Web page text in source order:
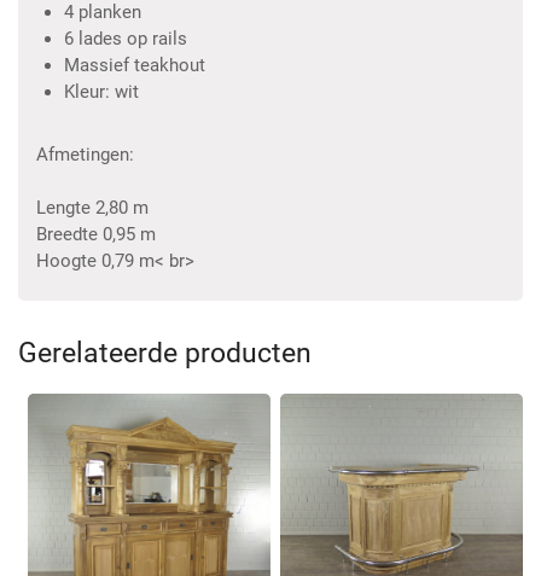
4 planken
6 lades op rails
Massief teakhout
Kleur: wit
Afmetingen:
Lengte 2,80 m
Breedte 0,95 m
Hoogte 0,79 m< br>
Gerelateerde producten